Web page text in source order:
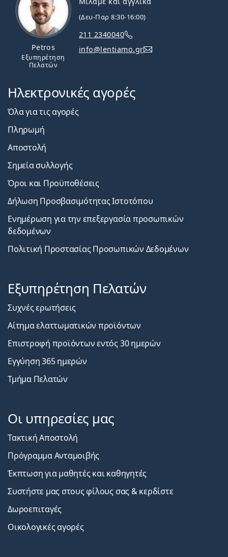
Petros
Εξυπηρέτηση
Πελατών
(Δευ-Παρ 8:30-16:00)
211 2340040
info@lentiamo.gr
Ηλεκτρονικές αγορές
Όλα για τις αγορές
Πληρωμή
Αποστολή
Σημεία συλλογής
Όροι και Προϋποθέσεις
Δήλωση Προσβασιμότητας Ιστοτόπου
Ενημέρωση για την επεξεργασία προσωπικών
δεδομένων
Πολιτική Προστασίας Προσωπικών Δεδομένων
Εξυπηρέτηση Πελατών
Συχνές ερωτήσεις
Αίτημα ελαττωματικών προϊόντων
Επιστροφή προϊόντων εντός 30 ημερών
Εγγύηση 365 ημερών
Τμήμα Πελατών
Οι υπηρεσίες μας
Τακτική Αποστολή
Πρόγραμμα Ανταμοιβής
Έκπτωση για μαθητές και καθηγητές
Συστήστε μας στους φίλους σας & κερδίστε
Δωροεπιταγές
Οικολογικές αγορές